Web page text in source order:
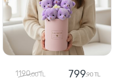
1190,00 TL 799,90 TL